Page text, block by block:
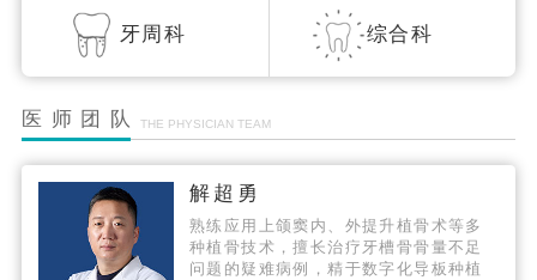
牙周科 综合科
医师团队 THE PHYSICIAN TEAM
解超勇
熟练应用上颌窦内、外提升植骨术等多
种植骨技术，擅长治疗牙槽骨骨量不足
问题的疑难病例，精于数字化导板种植